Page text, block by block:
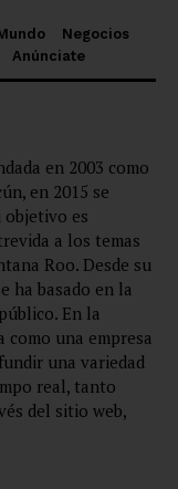
Negocios
Anúnciate
en 2003 como
en 2015 se
es
a los temas
Roo. Desde su
ha basado en la
En la
una empresa
una variedad
real, tanto
del sitio web,